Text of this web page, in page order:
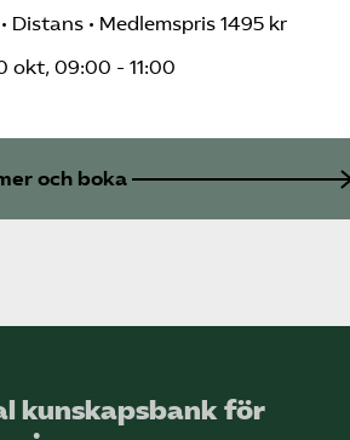
Distans
Medlemspris 1495 kr
okt, 09:00 - 11:00
och boka
kunskapsbank för